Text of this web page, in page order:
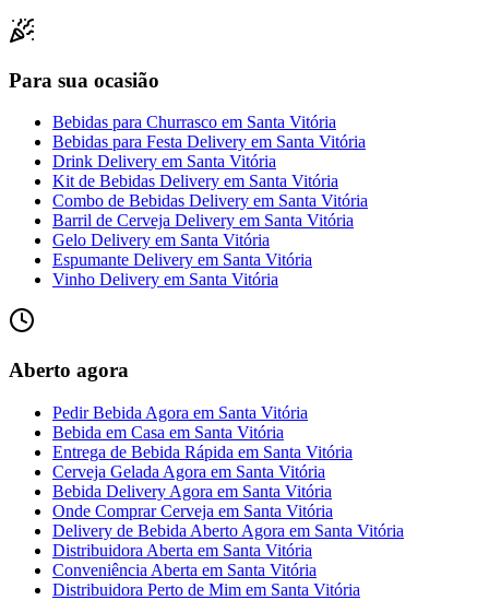
Para sua ocasião
Bebidas para Churrasco em Santa Vitória
Bebidas para Festa Delivery em Santa Vitória
Drink Delivery em Santa Vitória
Kit de Bebidas Delivery em Santa Vitória
Combo de Bebidas Delivery em Santa Vitória
Barril de Cerveja Delivery em Santa Vitória
Gelo Delivery em Santa Vitória
Espumante Delivery em Santa Vitória
Vinho Delivery em Santa Vitória
Aberto agora
Pedir Bebida Agora em Santa Vitória
Bebida em Casa em Santa Vitória
Entrega de Bebida Rápida em Santa Vitória
Cerveja Gelada Agora em Santa Vitória
Bebida Delivery Agora em Santa Vitória
Onde Comprar Cerveja em Santa Vitória
Delivery de Bebida Aberto Agora em Santa Vitória
Distribuidora Aberta em Santa Vitória
Conveniência Aberta em Santa Vitória
Distribuidora Perto de Mim em Santa Vitória